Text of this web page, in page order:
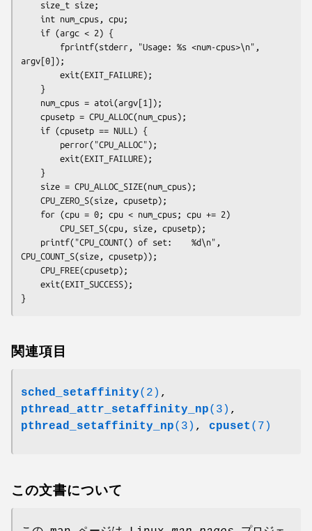
argv[0]);
CPU_COUNT_S(size, cpusetp));
}
関連項目
sched_setaffinity(2) ,
pthread_attr_setaffinity_np(3) ,
pthread_setaffinity_np(3) , cpuset (7)
この文書について